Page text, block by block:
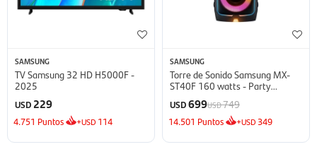
SAMSUNG
TV Samsung 32 HD H5000F -
2025
USD 229
4.751 Puntos +USD 114
SAMSUNG
Torre de Sonido Samsung MX-
ST40F 160 watts - Party
USD699USD749
14.501 Puntos +USD 349